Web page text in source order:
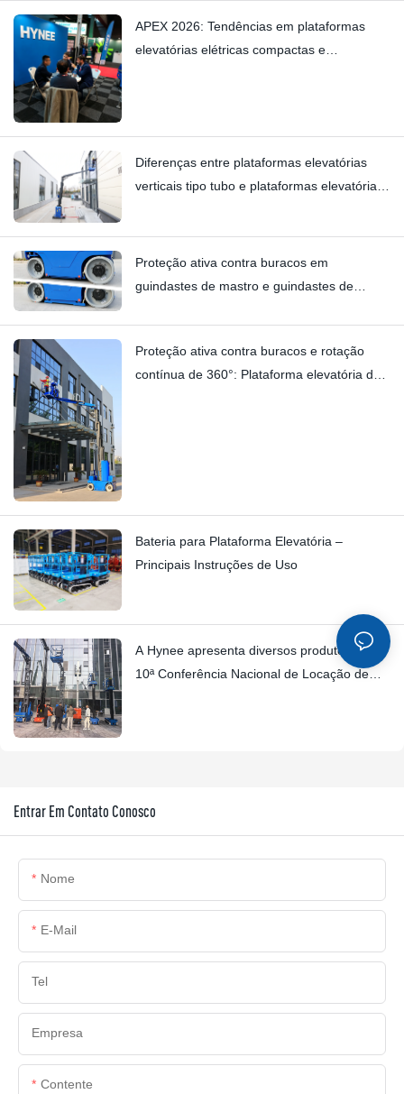
APEX 2026: Tendências em plataformas
elevatórias elétricas compactas e
Diferenças entre plataformas elevatórias
verticais tipo tubo e plataformas elevatórias
Proteção ativa contra buracos em
guindastes de mastro e guindastes de
Proteção ativa contra buracos e rotação
contínua de 360°: Plataforma elevatória de
Bateria para Plataforma Elevatória –
Principais Instruções de Uso
A Hynee apresenta diversos produtos na
10ª Conferência Nacional de Locação de
Entrar Em Contato Conosco
Nome
E-Mail
Tel
Empresa
Contente